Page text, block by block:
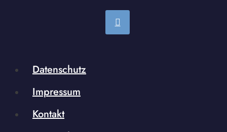
Datenschutz
Impressum
Kontakt